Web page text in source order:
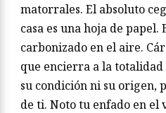
matorrales. El absoluto
casa es una hoja de
carbonizado en el aire.
que encierra a la
su condición ni su origen,
de ti. Noto tu enfado en el